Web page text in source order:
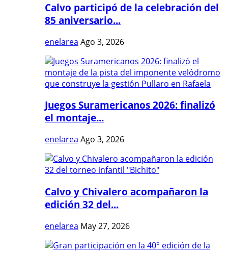
Calvo participó de la celebración del
85 aniversario...
enelarea Ago 3, 2026
Juegos Suramericanos 2026: finalizó
el montaje...
enelarea Ago 3, 2026
Calvo y Chivalero acompañaron la
edición 32 del...
enelarea May 27, 2026